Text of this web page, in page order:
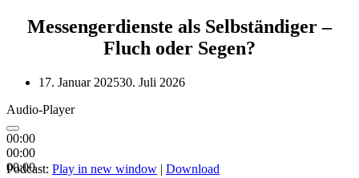
Messengerdienste als Selbständiger –
Fluch oder Segen?
17. Januar 202530. Juli 2026
Audio-Player
00:00
00:00
00:00
Podcast: Play in new window | Download